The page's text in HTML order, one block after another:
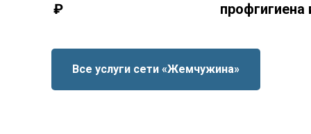
₽
профгигиена
Все услуги сети «Жемчужина»